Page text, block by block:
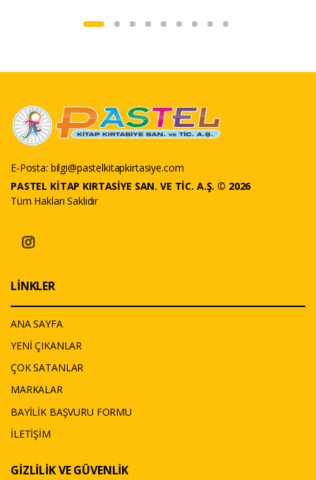
E-Posta: bilgi@pastelkitapkirtasiye.com
PASTEL KİTAP KIRTASİYE SAN. VE TİC. A.Ş. © 2026
Tüm Hakları Saklıdır
LİNKLER
ANA SAYFA
YENİ ÇIKANLAR
ÇOK SATANLAR
MARKALAR
BAYİLİK BAŞVURU FORMU
İLETİŞİM
GİZLİLİK VE GÜVENLİK